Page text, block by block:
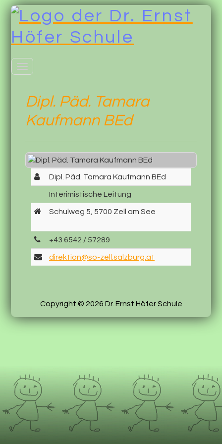
Toggle
Dipl. Päd. Tamara
Kaufmann BEd
Dipl. Päd. Tamara Kaufmann BEd
Interimistische Leitung
Schulweg 5, 5700 Zell am See
+43 6542 / 57289
direktion@so-zell.salzburg.at
Copyright © 2026 Dr. Ernst Höfer Schule